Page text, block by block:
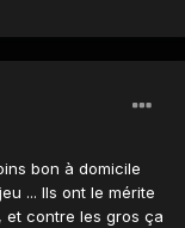
bon à domicile
... Ils ont le mérite
et contre les gros ça